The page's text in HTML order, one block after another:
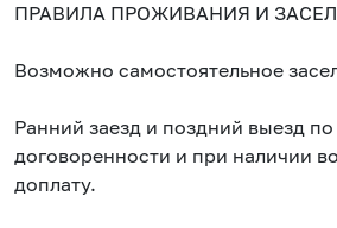
ПРАВИЛА ПРОЖИВАНИЯ И
Возможно самостоятельное
Ранний заезд и поздний выезд
договоренности и при наличии
доплату.